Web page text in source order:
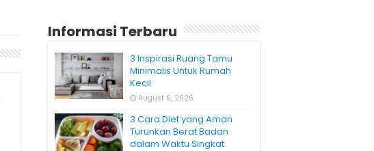
Informasi Terbaru
3 Inspirasi Ruang Tamu
Minimalis Untuk Rumah
Kecil
August 6, 2026
3 Cara Diet yang Aman
Turunkan Berat Badan
dalam Waktu Singkat